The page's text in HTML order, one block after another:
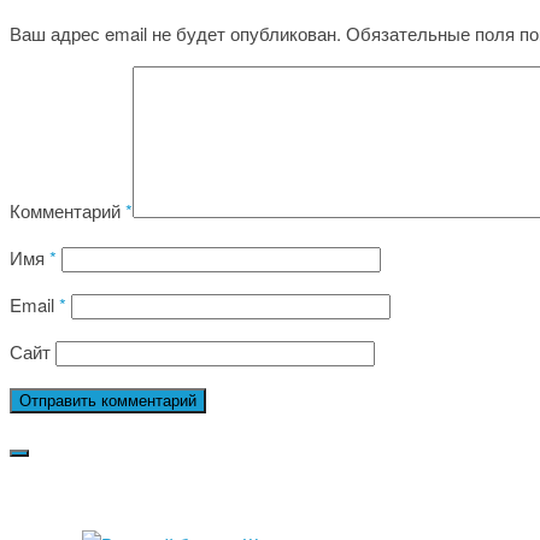
Ваш адрес email не будет опубликован. Обязательные поля
Комментарий*
Имя *
Email*
Сайт